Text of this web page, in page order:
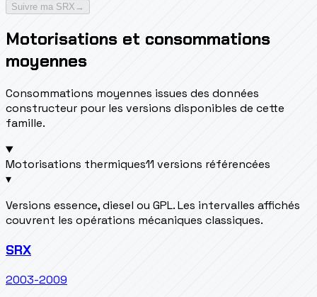
Suivre ma SRX →
Motorisations et consommations
moyennes
Consommations moyennes issues des données
constructeur pour les versions disponibles de cette
famille.
Motorisations thermiques11 versions référencées
▾
Versions essence, diesel ou GPL. Les intervalles affichés
couvrent les opérations mécaniques classiques.
SRX
2003-2009